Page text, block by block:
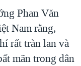
Phan Văn
Nam rằng,
rất tràn lan và
mãn trong dân